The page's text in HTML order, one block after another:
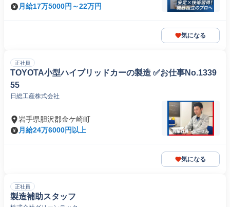
月給17万5000円～22万円
気になる
正社員
TOYOTA小型ハイブリッドカーの製造 ✅お仕事No.1339
55
日総工産株式会社
岩手県胆沢郡金ケ崎町
月給24万6000円以上
気になる
正社員
製造補助スタッフ